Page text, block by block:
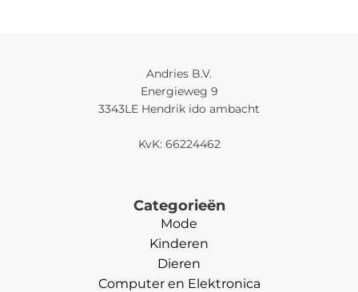
Andries B.V.
Energieweg 9
3343LE Hendrik ido ambacht
KvK: 66224462
Categorieën
Mode
Kinderen
Dieren
Computer en Elektronica